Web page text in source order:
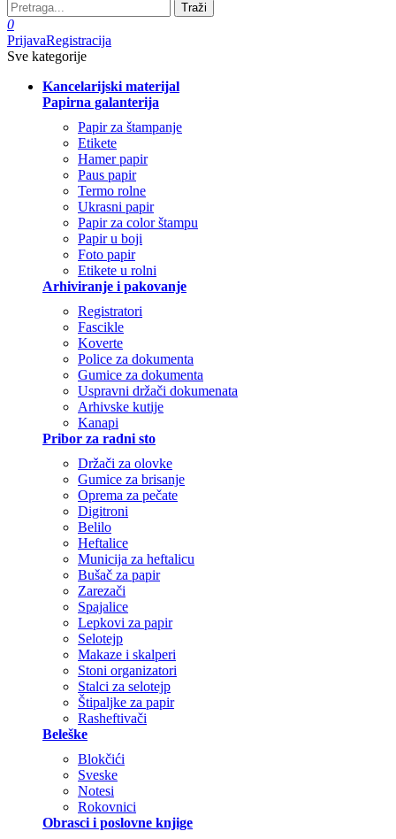
Traži
0
PrijavaRegistracija
Sve kategorije
Kancelarijski materijal
Papirna galanterija
Papir za štampanje
Etikete
Hamer papir
Paus papir
Termo rolne
Ukrasni papir
Papir za color štampu
Papir u boji
Foto papir
Etikete u rolni
Arhiviranje i pakovanje
Registratori
Fascikle
Koverte
Police za dokumenta
Gumice za dokumenta
Uspravni držači dokumenata
Arhivske kutije
Kanapi
Pribor za radni sto
Držači za olovke
Gumice za brisanje
Oprema za pečate
Digitroni
Belilo
Heftalice
Municija za heftalicu
Bušač za papir
Zarezači
Spajalice
Lepkovi za papir
Selotejp
Makaze i skalperi
Stoni organizatori
Stalci za selotejp
Štipaljke za papir
Rasheftivači
Beleške
Blokčići
Sveske
Notesi
Rokovnici
Obrasci i poslovne knjige